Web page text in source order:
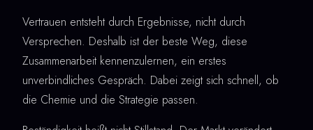
Vertrauen entsteht durch Ergebnisse, nicht durch
Versprechen. Deshalb ist der beste Weg, diese
Zusammenarbeit kennenzulernen, ein erstes
unverbindliches Gespräch. Dabei zeigt sich schnell, ob
die Chemie und die Strategie passen.